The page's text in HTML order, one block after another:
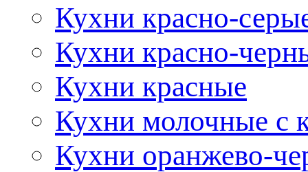
Кухни красно-
Кухни красно-
Кухни красные
Кухни молочные с
Кухни оранжево-